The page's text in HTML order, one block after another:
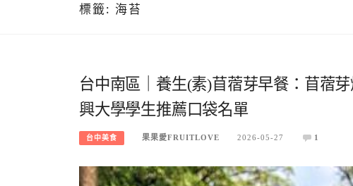
標籤: 海苔
台中南區｜養生(素)苜蓿芽早餐：苜蓿
興大學學生推薦口袋名單
台中美食 果果愛FRUITLOVE 2026-05-27 1